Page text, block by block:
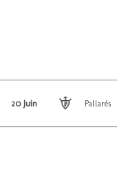
20 Juin Pallarés